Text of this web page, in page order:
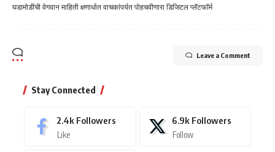
घडामोडींची वेगवान माहिती क्षणार्धात वाचकांपर्यत पोहचवीणारा डिजिटल प्लॅटफॉर्म
Leave a Comment
Stay Connected
2.4k Followers
Like
6.9k Followers
Follow